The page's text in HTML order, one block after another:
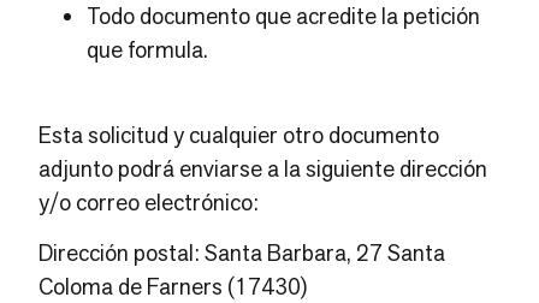
Todo documento que acredite la petición
que formula.
Esta solicitud y cualquier otro documento
adjunto podrá enviarse a la siguiente dirección
y/o correo electrónico:
Dirección postal: Santa Barbara, 27 Santa
Coloma de Farners (17430)